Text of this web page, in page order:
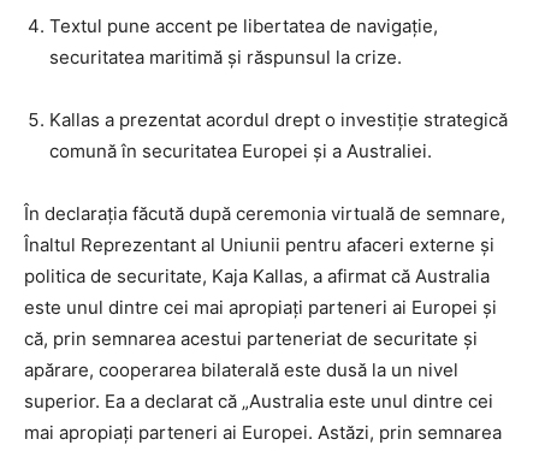
Textul pune accent pe libertatea de navigație,
securitatea maritimă și răspunsul la crize.
Kallas a prezentat acordul drept o investiție strategică
comună în securitatea Europei și a Australiei.
În declarația făcută după ceremonia virtuală de semnare,
Înaltul Reprezentant al Uniunii pentru afaceri externe și
politica de securitate, Kaja Kallas, a afirmat că Australia
este unul dintre cei mai apropiați parteneri ai Europei și
că, prin semnarea acestui parteneriat de securitate și
apărare, cooperarea bilaterală este dusă la un nivel
superior. Ea a declarat că „Australia este unul dintre cei
mai apropiați parteneri ai Europei. Astăzi, prin semnarea